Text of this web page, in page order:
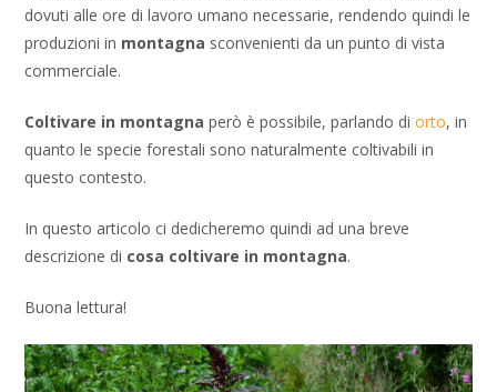
dovuti alle ore di lavoro umano necessarie, rendendo quindi le
produzioni in montagna sconvenienti da un punto di vista
commerciale.
Coltivare in montagna però è possibile, parlando diorto, in
quanto le specie forestali sono naturalmente coltivabili in
questo contesto.
In questo articolo ci dedicheremo quindi ad una breve
descrizione di cosa coltivare in montagna.
Buona lettura!